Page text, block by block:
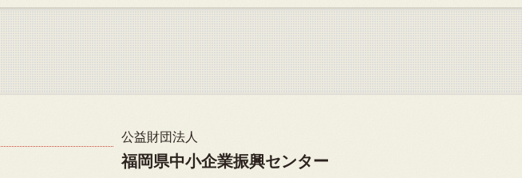
公益財団法人
福岡県中小企業振興センター